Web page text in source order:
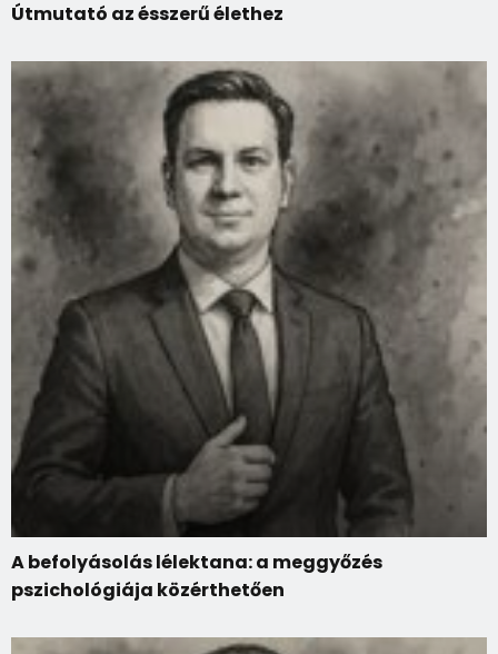
Útmutató az ésszerű élethez
A befolyásolás lélektana: a meggyőzés
pszichológiája közérthetően